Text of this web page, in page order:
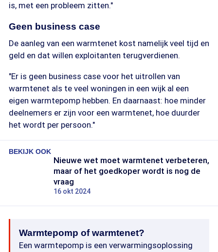
is, met een probleem zitten."
Geen business case
De aanleg van een warmtenet kost namelijk veel tijd en
geld en dat willen exploitanten terugverdienen.
"Er is geen business case voor het uitrollen van
warmtenet als te veel woningen in een wijk al een
eigen warmtepomp hebben. En daarnaast: hoe minder
deelnemers er zijn voor een warmtenet, hoe duurder
het wordt per persoon."
BEKIJK OOK
Nieuwe wet moet warmtenet verbeteren,
maar of het goedkoper wordt is nog de
vraag
16 okt 2024
Warmtepomp of warmtenet?
Een warmtepomp is een verwarmingsoplossing